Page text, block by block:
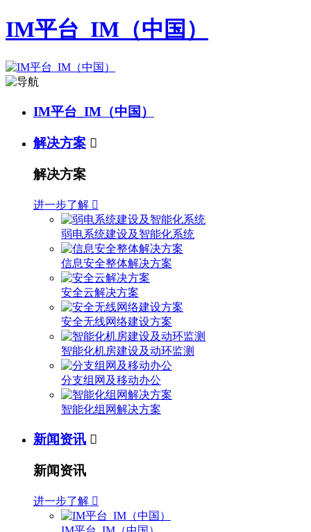
IM平台_IM（中国）
IM平台_IM（中国）
解决方案 
解决方案
进一步了解 
弱电系统建设及智能化系统
信息安全整体解决方案
安全云解决方案
安全无线网络建设方案
智能化机房建设及动环监测
分支组网及移动办公
智能化组网解决方案
新闻资讯 
新闻资讯
进一步了解 